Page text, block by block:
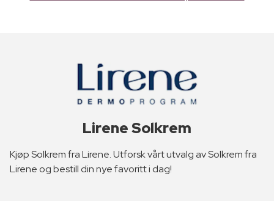
Lirene Solkrem
Kjøp Solkrem fra Lirene. Utforsk vårt utvalg av Solkrem fra
Lirene og bestill din nye favoritt i dag!